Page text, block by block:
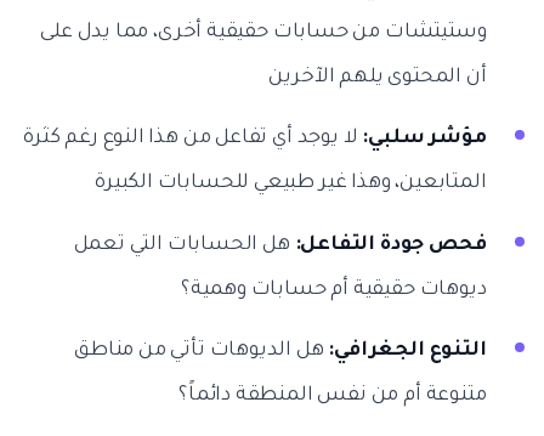
وستيتشات من حسابات حقيقية أخرى، مما يدل على
أن المحتوى يلهم الآخرين
مؤشر سلبي: لا يوجد أي تفاعل من هذا النوع رغم كثرة
المتابعين، وهذا غير طبيعي للحسابات الكبيرة
فحص جودة التفاعل: هل الحسابات التي تعمل
ديوهات حقيقية أم حسابات وهمية؟
التنوع الجغرافي: هل الديوهات تأتي من مناطق
متنوعة أم من نفس المنطقة دائماً؟